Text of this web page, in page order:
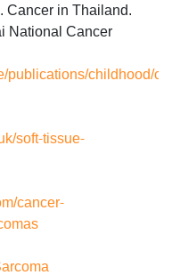
Cancer in Thailand.
National Cancer
publications/childhood/
soft-tissue-
cancer-